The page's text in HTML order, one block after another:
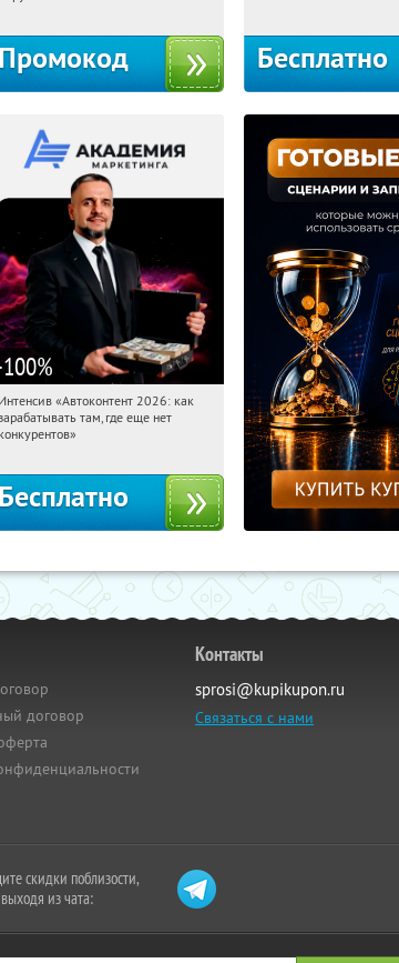
Бесплатно
%
00:15:11 Получили:
Россия
Интенсив «Автоконтент 2026: как
там, где еще нет
конкурентов»
договор
Контакты
sprosi@kupikupon.ru
Связаться с нами
скидки поблизости,
из чата: